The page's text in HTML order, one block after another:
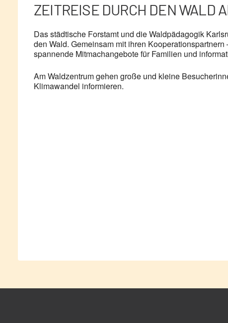
ZEITREISE DURCH DEN WALD
Das städtische Forstamt und die Waldpädagogik
den Wald. Gemeinsam mit ihren
spannende Mitmachangebote für Familien und
Am Waldzentrum gehen große und kleine
Klimawandel informieren.